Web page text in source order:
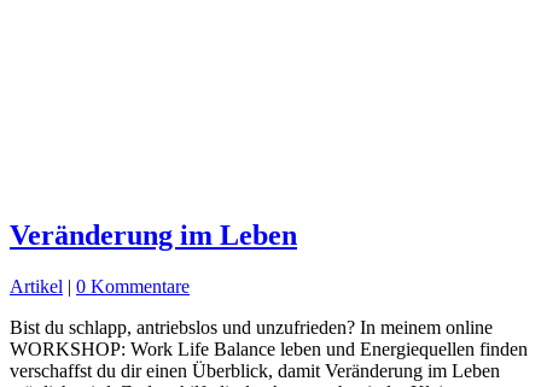
Veränderung im Leben
Artikel | 0 Kommentare
Bist du schlapp, antriebslos und unzufrieden? In meinem online
WORKSHOP: Work Life Balance leben und Energiequellen finden
verschaffst du dir einen Überblick, damit Veränderung im Leben